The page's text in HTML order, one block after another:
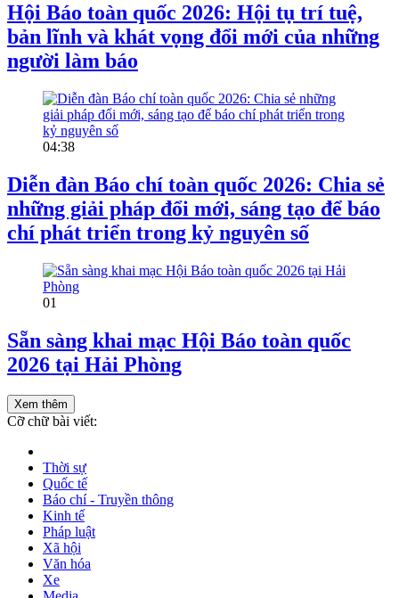
Hội Báo toàn quốc 2026: Hội tụ trí tuệ,
bản lĩnh và khát vọng đổi mới của những
người làm báo
04:38
Diễn đàn Báo chí toàn quốc 2026: Chia sẻ
những giải pháp đổi mới, sáng tạo để báo
chí phát triển trong kỷ nguyên số
01
Sẵn sàng khai mạc Hội Báo toàn quốc
2026 tại Hải Phòng
Xem thêm
Cỡ chữ bài viết:
Thời sự
Quốc tế
Báo chí - Truyền thông
Kinh tế
Pháp luật
Xã hội
Văn hóa
Xe